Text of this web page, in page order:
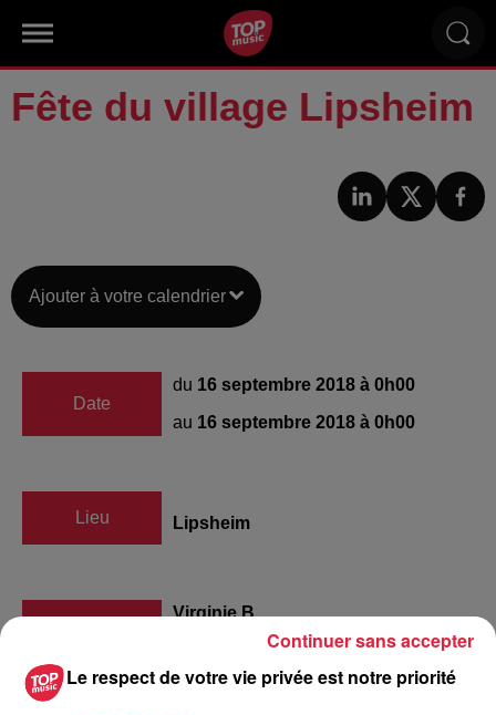
Fête du village Lipsheim
Ajouter à votre calendrier
Date
du 16 septembre 2018 à 0h00
au 16 septembre 2018 à 0h00
Lieu Lipsheim
Virginie B
0675228517
virginie.patrick@yahoo.fr
Le respect de votre vie privée est notre priorité
Continuer sans accepter